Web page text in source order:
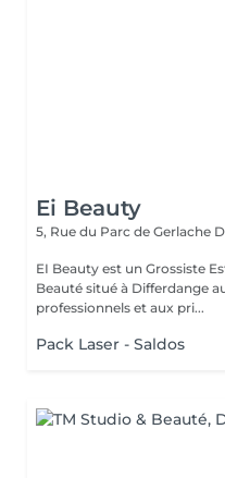
Ei Beauty
5, Rue du Parc de Gerlache
EI Beauty est un Grossiste
Beauté situé à Differdange au
professionnels et aux pri...
Pack Laser - Saldos